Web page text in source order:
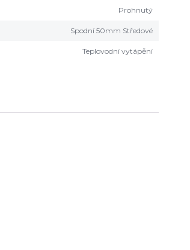
Prohnutý
Spodní 50mm Středové
Teplovodní vytápění